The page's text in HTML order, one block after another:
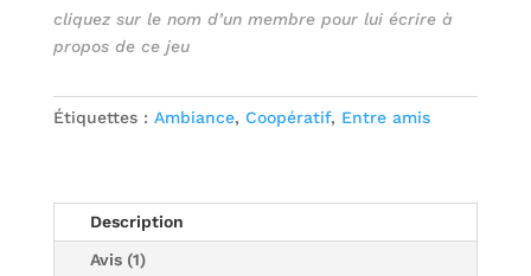
cliquez sur le nom d’un membre pour lui écrire à
propos de ce jeu
Étiquettes : Ambiance, Coopératif, Entre amis
Description
Avis (1)